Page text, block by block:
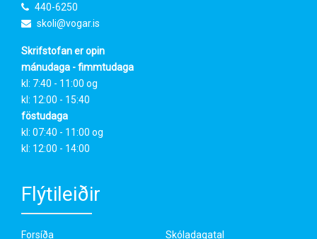
440-6250
skoli@vogar.is
Skrifstofan er opin
mánudaga - fimmtudaga
kl: 7:40 - 11:00 og
kl: 12:00 - 15:40
föstudaga
kl: 07:40 - 11:00 og
kl: 12:00 - 14:00
Flýtileiðir
Forsíða Skóladagatal